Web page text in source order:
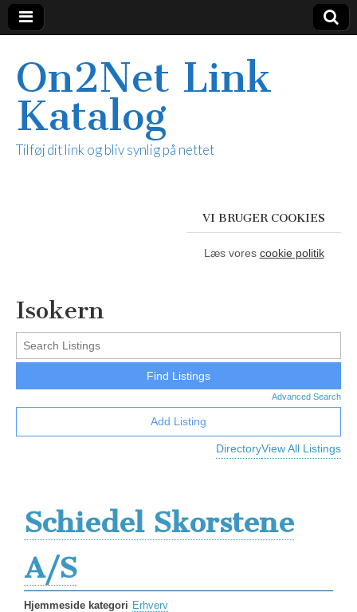
On2Net Link
Katalog
Tilføj dit link og bliv synlig på nettet
VI BRUGER COOKIES
Læs vores cookie politik
Isokern
Advanced Search
DirectoryView All Listings
Add Listing
Schiedel Skorstene
A/S
Hjemmeside kategori Erhverv